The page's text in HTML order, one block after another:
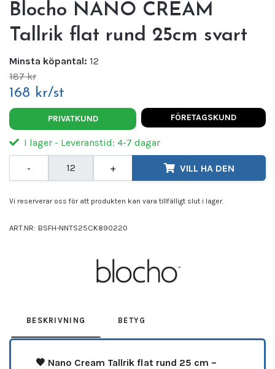
Blocho NANO CREAM
Tallrik flat rund 25cm svart
Minsta köpantal: 12
187 kr
168 kr/st
PRIVATKUND FÖRETAGSKUND
I lager - Leveranstid: 4-7 dagar
- + VILL HA DEN
Vi reserverar oss för att produkten kan vara tillfälligt slut i lager.
ART.NR: BSFH-NNTS25CK890220
BESKRIVNING BETYG
🖤 Nano Cream Tallrik flat rund 25 cm –